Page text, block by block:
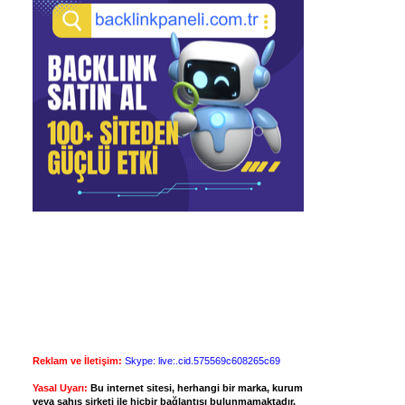
Reklam ve İletişim: Skype: live:.cid.575569c608265c69
Yasal Uyarı: Bu internet sitesi, herhangi bir marka, kurum
veya şahıs şirketi ile hiçbir bağlantısı bulunmamaktadır.